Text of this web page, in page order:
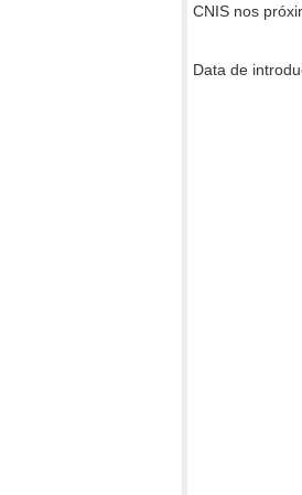
CNIS nos
Data de